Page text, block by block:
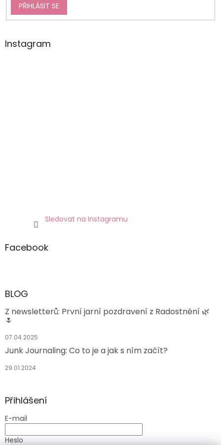
PŘIHLÁSIT SE
Instagram
Sledovat na Instagramu
Facebook
BLOG
Z newsletterů: První jarní pozdravení z Radostnění 🌿
🌷
07.04.2025
Junk Journaling: Co to je a jak s ním začít?
29.01.2024
Přihlášení
E-mail
Heslo